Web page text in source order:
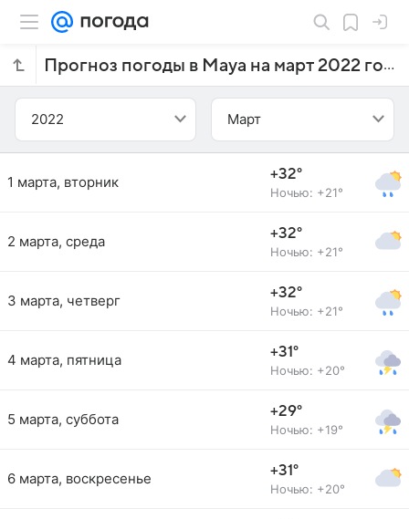
Прогноз погоды в Мауа на март 2022 года
2022 Март
1 марта, вторник +32°
Ночью: +21°
2 марта, среда +32°
Ночью: +21°
3 марта, четверг +32°
Ночью: +21°
4 марта, пятница +31°
Ночью: +20°
5 марта, суббота +29°
Ночью: +19°
6 марта, воскресенье +31°
Ночью: +20°